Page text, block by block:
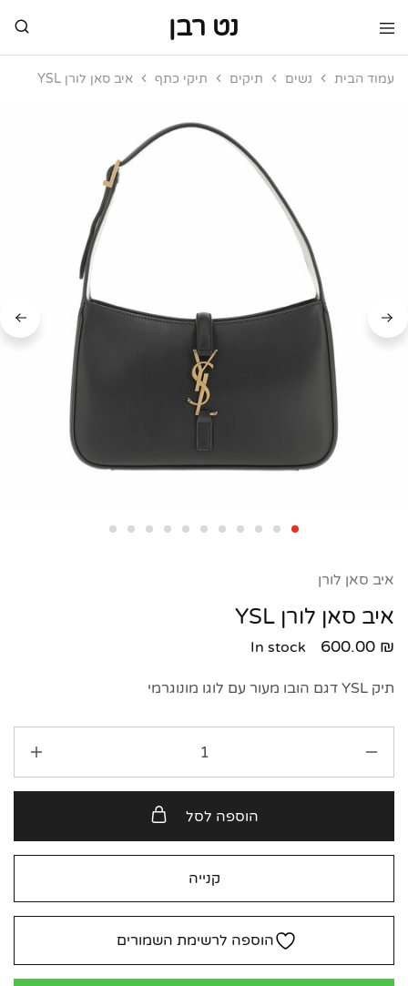
נט רבן
נט
מותגי
מותגי
עמוד הבית נשים תיקים תיקי כתף איב סאן לורן YSL
איב סאן לורן
איב סאן לורן YSL
600.00 ₪
In stock
תיק YSL דגם הובו מעור עם לוגו מונוגרמי
הוספה לסל
קנייה
הוספה לרשימת השמורים